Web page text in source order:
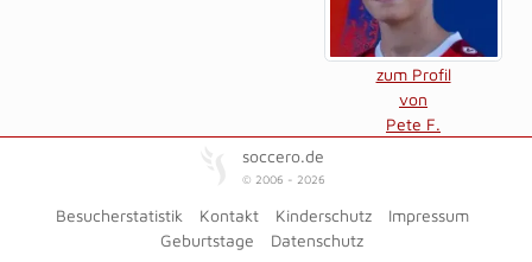
zum Profil
von
Pete F.
soccero.de
© 2006 - 2026
Besucherstatistik Kontakt Kinderschutz
Impressum
Geburtstage
Datenschutz